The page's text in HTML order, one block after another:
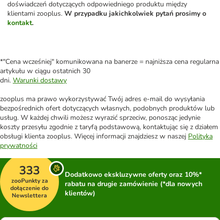
doświadczeń dotyczących odpowiedniego produktu między
klientami zooplus. W przypadku jakichkolwiek pytań prosimy o
kontakt.
*"Cena wcześniej" komunikowana na banerze = najniższa cena regularna
artykułu w ciągu ostatnich 30
dni. Warunki dostawy
zooplus ma prawo wykorzystywać Twój adres e-mail do wysyłania
bezpośrednich ofert dotyczących własnych, podobnych produktów lub
usług. W każdej chwili możesz wyrazić sprzeciw, ponosząc jedynie
koszty przesyłu zgodnie z taryfą podstawową, kontaktując się z działem
obsługi klienta zooplus. Więcej informacji znajdziesz w naszej Polityka
prywatności
333
zooPunkty za
dołączenie do
Newslettera
Dodatkowo ekskluzywne oferty oraz 10%*
rabatu na drugie zamówienie (*dla nowych
klientów)